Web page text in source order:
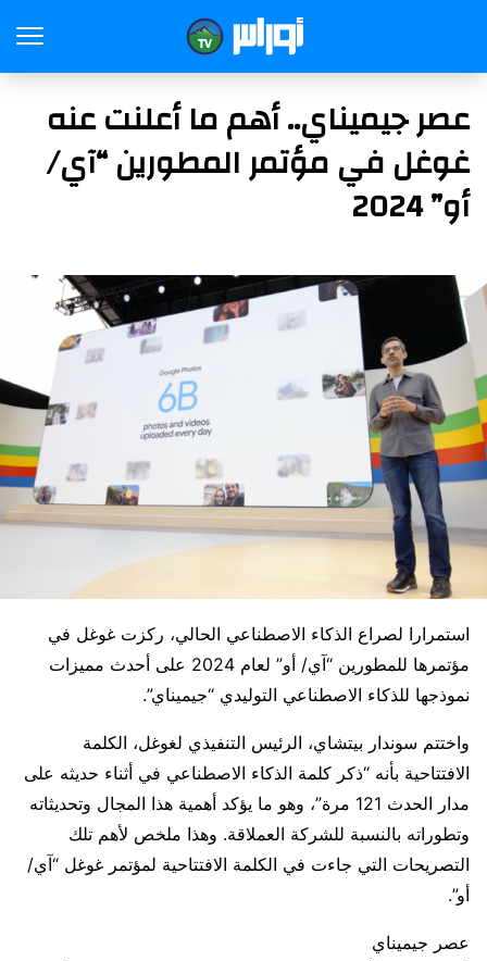
عصر جيميناي.. أهم ما أعلنت عنه
غوغل في مؤتمر المطورين “آي/
أو” 2024
استمرارا لصراع الذكاء الاصطناعي الحالي، ركزت غوغل في
مؤتمرها للمطورين “آي/ أو” لعام 2024 على أحدث مميزات
نموذجها للذكاء الاصطناعي التوليدي “جيميناي”.
واختتم سوندار بيتشاي، الرئيس التنفيذي لغوغل، الكلمة
الافتتاحية بأنه “ذكر كلمة الذكاء الاصطناعي في أثناء حديثه على
مدار الحدث 121 مرة”، وهو ما يؤكد أهمية هذا المجال وتحديثاته
وتطوراته بالنسبة للشركة العملاقة. وهذا ملخص لأهم تلك
التصريحات التي جاءت في الكلمة الافتتاحية لمؤتمر غوغل “آي/
أو”.
عصر جيميناي